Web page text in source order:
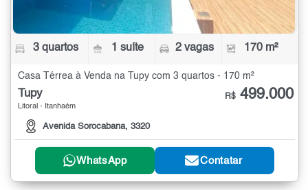
3 quartos 1 suíte 2 vagas 170 m²
Casa Térrea à Venda na Tupy com 3 quartos - 170 m²
Tupy
Litoral - Itanhaém
Avenida Sorocabana, 3320
R$ 499.000
WhatsApp Contatar